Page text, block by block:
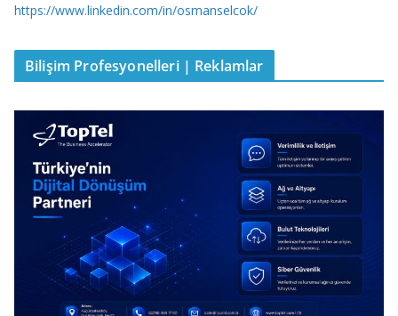
https://www.linkedin.com/in/osmanselcok/
Bilişim Profesyonelleri | Reklamlar